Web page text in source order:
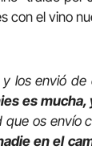
con el vino
los envió
es
os envío
en el